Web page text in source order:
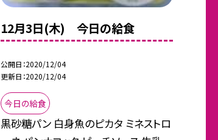
12月3日(木) 今日の給食
公開日 2020/12/04
更新日 2020/12/04
今日の給食
黒砂糖パン 白身魚のピカタ ミネストロ